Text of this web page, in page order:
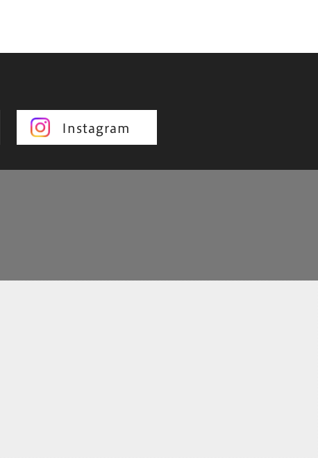
Instagram